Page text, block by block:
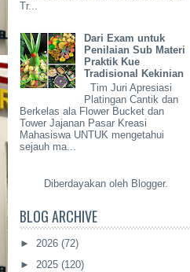
Tr...
Dari Exam untuk
Penilaian Sub Materi
Praktik Kue
Tradisional Kekinian
Tim Juri Apresiasi
Platingan Cantik dan
Berkelas ala Flower Bucket dan
Tower Jajanan Pasar Kreasi
Mahasiswa UNTUK mengetahui
sejauh ma...
Diberdayakan oleh Blogger.
BLOG ARCHIVE
► 2026 (72)
► 2025 (120)